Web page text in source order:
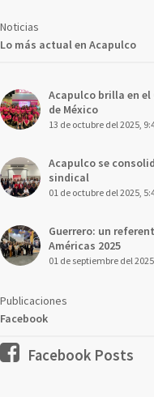
Noticias
Lo más actual en Acapulco
Acapulco brilla en el
de México
13 de octubre del 2025,
Acapulco se
sindical
01 de octubre del 2025,
Guerrero: un
Américas 2025
01 de septiembre del
Publicaciones
Facebook
Facebook Posts